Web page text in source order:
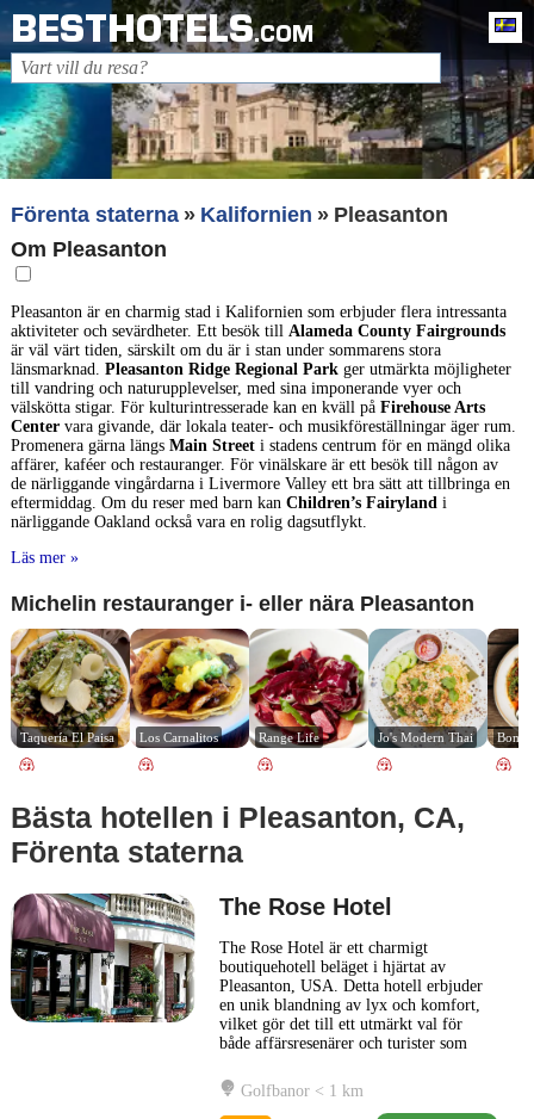
BESTHOTELS.COM
Förenta staterna Kalifornien
Pleasanton
Om Pleasanton
Pleasanton är en charmig stad i Kalifornien som erbjuder flera intressanta
aktiviteter och sevärdheter. Ett besök till Alameda County Fairgrounds
är väl värt tiden, särskilt om du är i stan under sommarens stora
länsmarknad. Pleasanton Ridge Regional Parkger utmärkta möjligheter
till vandring och naturupplevelser, med sina imponerande vyer och
välskötta stigar. För kulturintresserade kan en kväll på Firehouse Arts
Centervara givande, där lokala teater- och musikföreställningar äger rum.
Promenera gärna längs Main Streeti stadens centrum för en mängd olika
affärer, kaféer och restauranger. För vinälskare är ett besök till någon av
de närliggande vingårdarna i Livermore Valley ett bra sätt att tillbringa en
eftermiddag. Om du reser med barn kan Children’s Fairylandi
närliggande Oakland också vara en rolig dagsutflykt.
Läs mer »
Michelin restauranger i- eller nära Pleasanton
Taquería El Paisa Los Carnalitos Range Life Jo's Modern Thai
Bästa hotellen i Pleasanton, CA,
Förenta staterna
The Rose Hotel
The Rose Hotel är ett charmigt
boutiquehotell beläget i hjärtat av
Pleasanton, USA. Detta hotell erbjuder
en unik blandning av lyx och komfort,
vilket gör det till ett utmärkt val för
både affärsresenärer och turister som
upplevelse. Hotellets eleganta inredning
kombinerar klassisk stil med moderna
Golfbanor < 1 km